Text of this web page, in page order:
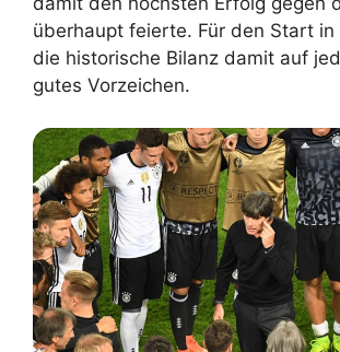
überhaupt feierte. Für den Start
die historische Bilanz damit auf
gutes Vorzeichen.